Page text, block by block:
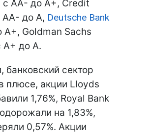
c AA- до A+, Сredit
AA- до A, Deutsche Bank
A+, Goldman Sachs
A+ до A.
банковский сектор
плюсе, акции Lloyds
1,76%, Royal Bank
на 1,83%,
0,57%. Акции